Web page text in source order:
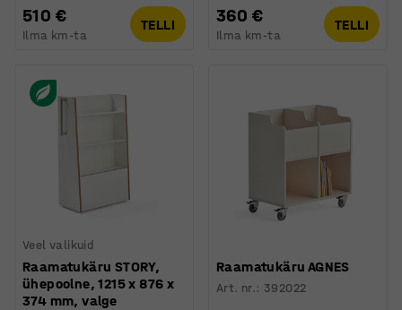
510 €
Ilma km-ta
TELLI 360 €
Ilma km-ta
TELLI
Veel valikuid
Raamatukäru STORY,
ühepoolne, 1215 x 876 x
374 mm, valge
Raamatukäru AGNES
Art. nr.: 392022